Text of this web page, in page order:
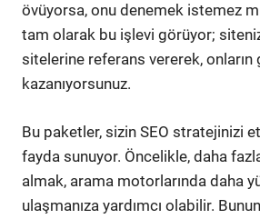
övüyorsa, onu denemek istemez
tam olarak bu işlevi görüyor;
sitelerine referans vererek, onların
kazanıyorsunuz.
Bu paketler, sizin SEO stratejinizi
fayda sunuyor. Öncelikle, daha
almak, arama motorlarında daha
ulaşmanıza yardımcı olabilir.